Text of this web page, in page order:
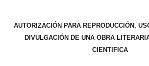
AUTORIZACIÓN PARA REPRODUCCIÓN,
DIVULGACIÓN DE UNA OBRA
CIENTIFICA